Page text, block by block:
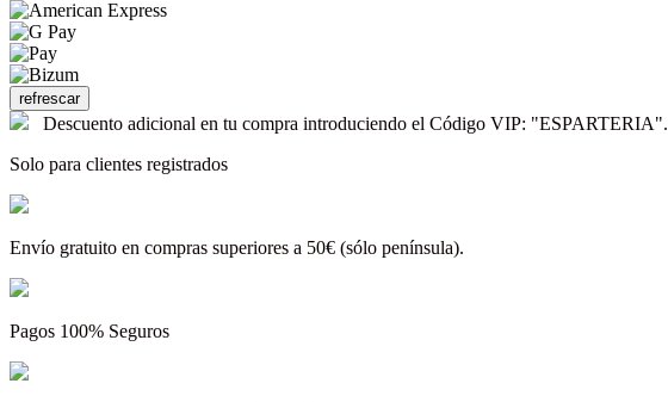
Descuento adicional en tu compra introduciendo el Código VIP: "ESPARTERIA".
Solo para clientes registrados
Envío gratuito en compras superiores a 50€ (sólo península).
Pagos 100% Seguros